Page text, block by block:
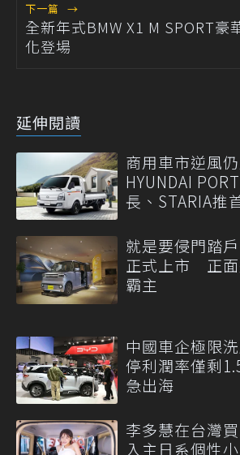
下一篇 →
全新年式BMW X1 M SPORT豪
化登場
延伸閱讀
商用車市逆風仍
HYUNDAI
長、STARIA推
就是要侵門踏
正式上市 正
霸主
中國車企極限
停利潤率僅剩
急出海
李多慧在台灣
入主日系個性